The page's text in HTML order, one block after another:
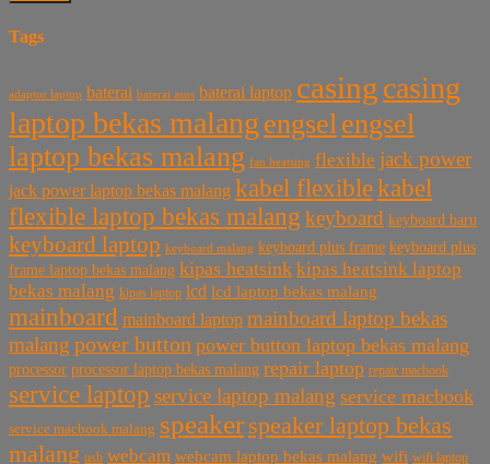
Tags
adaptor laptop baterai baterai asus baterai laptop casing casing
laptop bekas malang engselengsel
laptop bekas malang fan heatsing flexible jack power
jack power laptop bekas malang kabel flexiblekabel
flexible laptop bekas malang keyboard keyboard baru
keyboard laptop keyboard malang keyboard plus frame keyboard plus
frame laptop bekas malang kipas heatsink kipas heatsink laptop
bekas malang kipas laptop lcd lcd laptop bekas malang
mainboard mainboard laptop mainboard laptop bekas
malang power button power button laptop bekas malang
processor processor laptop bekas malang repair laptop repair macbook
service laptop service laptop malang service macbook
service macbook malang speaker speaker laptop bekas
malang usb webcam webcam laptop bekas malang wifi wifi laptop